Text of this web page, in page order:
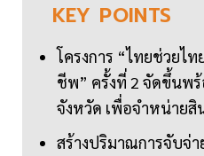
KEY POINTS
โครงการ “ไทยช่วยไ
ชีพ” ครั้งที่ 2 จัดขึ้นพ
จังหวัด เพื่อจำหน่ายสิ
สร้างปริมาณการจับจ่